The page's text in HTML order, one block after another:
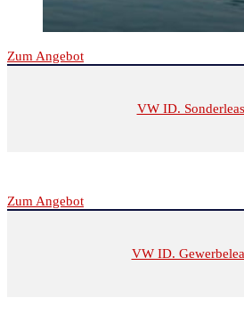
Zum Angebot
VW ID.
Zum Angebot
VW ID.